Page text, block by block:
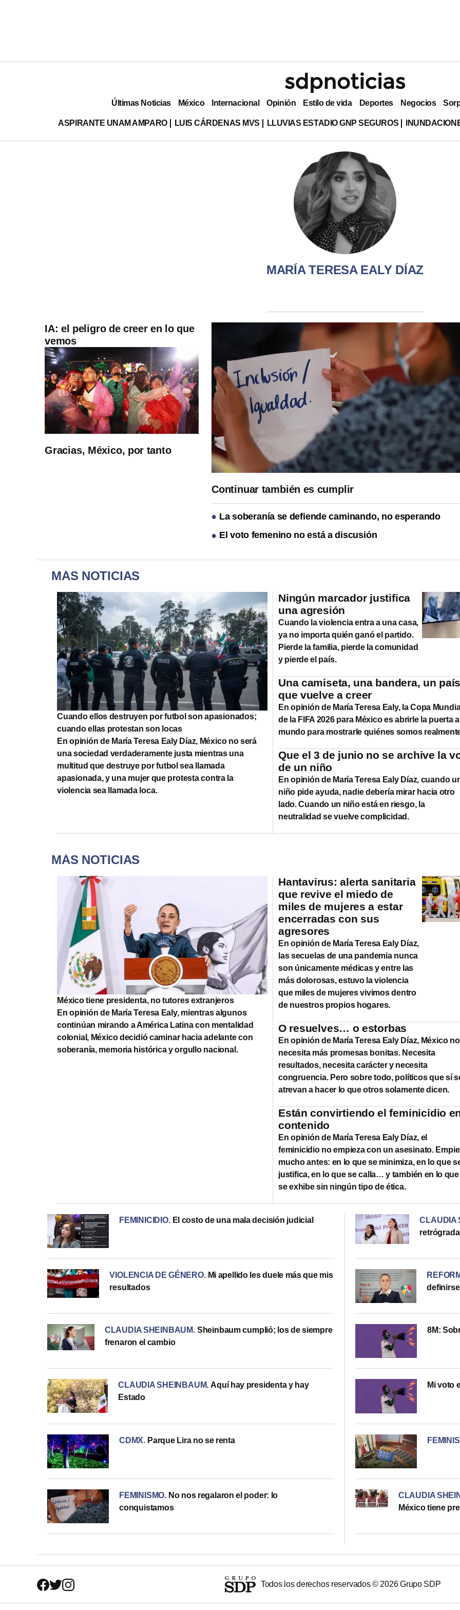
Últimas Noticias México Internacional Opinión Estilo de vida Deportes Negocios
ASPIRANTE UNAM AMPARO LUIS CÁRDENAS MVS LLUVIAS ESTADIO GNP SEGUROS
MARÍA TERESA EALY DÍAZ
IA: el peligro de creer en lo que
vemos
Gracias, México, por tanto
Continuar también es cumplir
La soberanía se defiende caminando, no esperando
El voto femenino no está a discusión
MÁS NOTICIAS
Cuando ellos destruyen por futbol son apasionados;
cuando ellas protestan son locas
En opinión de María Teresa Ealy Díaz, México no será
una sociedad verdaderamente justa mientras una
multitud que destruye por futbol sea llamada
apasionada, y una mujer que protesta contra la
violencia sea llamada loca.
Ningún marcador justifica
una agresión
Cuando la violencia entra a una casa,
ya no importa quién ganó el partido.
Pierde la familia, pierde la comunidad
y pierde el país.
Una camiseta, una bandera, un país
que vuelve a creer
En opinión de María Teresa Ealy, la Copa
de la FIFA 2026 para México es abrirle la puerta al
mundo para mostrarle quiénes somos
Que el 3 de junio no se archive la
de un niño
En opinión de María Teresa Ealy Díaz, cuando
niño pide ayuda, nadie debería mirar hacia otro
lado. Cuando un niño está en riesgo, la
neutralidad se vuelve complicidad.
MÁS NOTICIAS
México tiene presidenta, no tutores extranjeros
En opinión de María Teresa Ealy, mientras algunos
continúan mirando a América Latina con mentalidad
colonial, México decidió caminar hacia adelante con
soberanía, memoria histórica y orgullo nacional.
Hantavirus: alerta sanitaria
que revive el miedo de
miles de mujeres a estar
encerradas con sus
agresores
En opinión de María Teresa Ealy Díaz,
las secuelas de una pandemia nunca
son únicamente médicas y entre las
más dolorosas, estuvo la violencia
que miles de mujeres vivimos dentro
de nuestros propios hogares.
O resuelves… o estorbas
En opinión de María Teresa Ealy Díaz, México no
necesita más promesas bonitas. Necesita
resultados, necesita carácter y necesita
congruencia. Pero sobre todo, políticos que sí
atrevan a hacer lo que otros solamente dicen.
Están convirtiendo el feminicidio
contenido
En opinión de María Teresa Ealy Díaz, el
feminicidio no empieza con un asesinato.
mucho antes: en lo que se minimiza, en lo que
justifica, en lo que se calla… y también en lo que
se exhibe sin ningún tipo de ética.
FEMINICIDIO. El costo de una mala decisión judicial CLAUDIA
retrógrada
VIOLENCIA DE GÉNERO. Mi apellido les duele más que mis
resultados
definirse
CLAUDIA SHEINBAUM. Sheinbaum cumplió; los de siempre
frenaron el cambio
8M:
CLAUDIA SHEINBAUM. Aquí hay presidenta y hay
Estado
Mi voto
CDMX. Parque Lira no se renta
FEMINISMO. No nos regalaron el poder: lo
conquistamos
CLAUDIA
México tiene
Todos los derechos reservados ©2026Grupo SDP